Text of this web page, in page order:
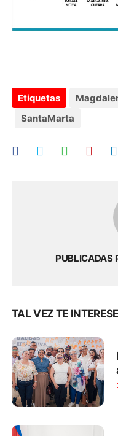
Etiquetas
SantaMarta
PUBLICADAS
TAL VEZ TE